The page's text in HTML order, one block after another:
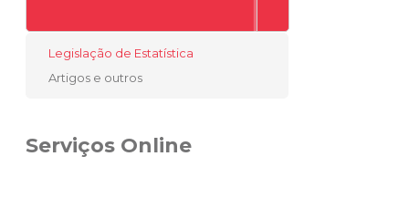
Legislação de Estatística
Artigos e outros
Serviços Online